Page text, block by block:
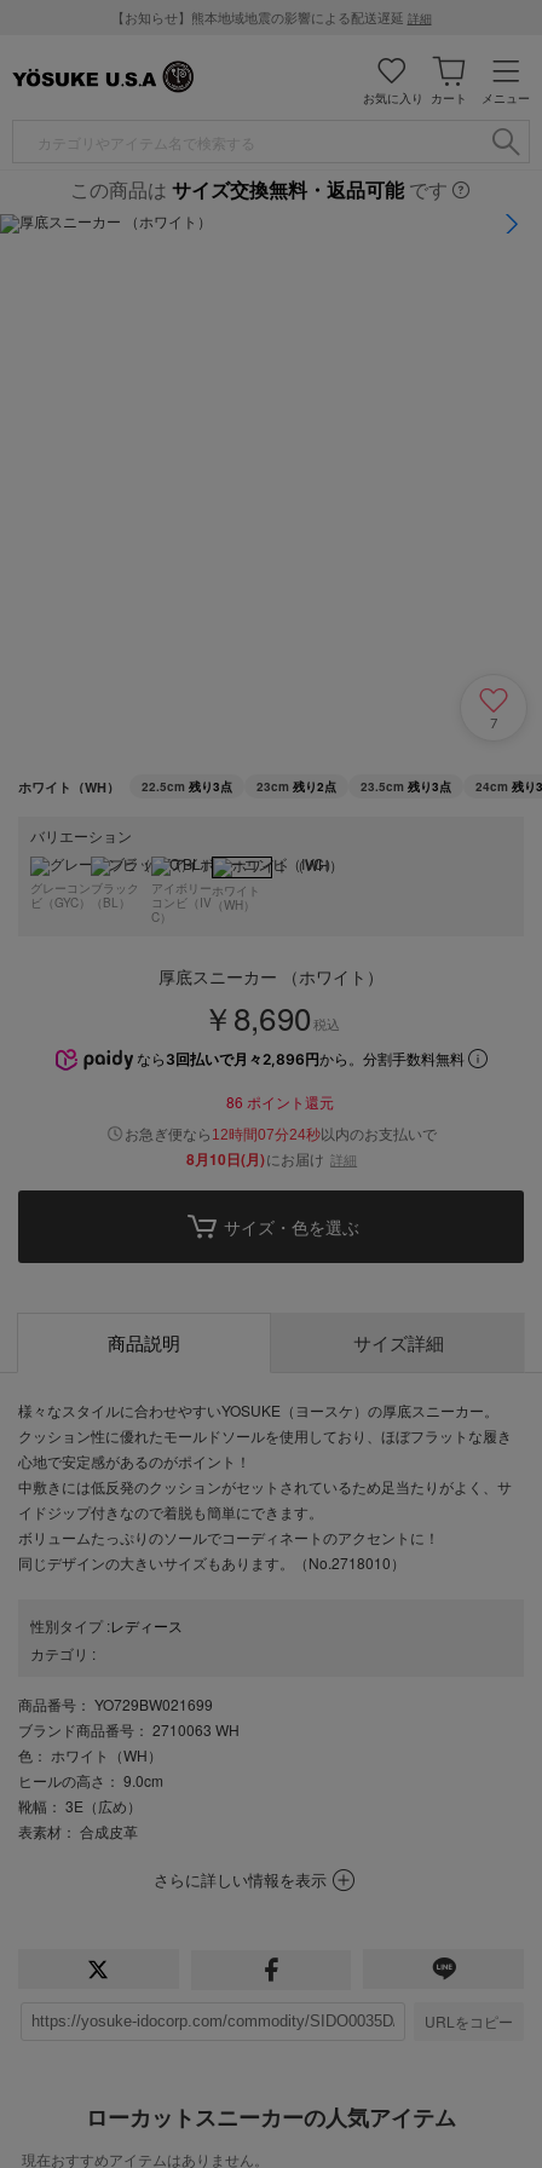
【お知らせ】熊本地域地震の影響による配送遅延 詳細
メニュー
カート
お気に入り
この商品は サイズ交換無料・返品可能です
1/7
7
ホワイト（WH） 22.5cm 残り3点 23cm 残り2点 23.5cm 残り3点 24cm 残り
バリエーション
グレーコン
ビ（GYC）
ブラック
（BL）
アイボリー
コンビ（IV
C）
ホワイト
（WH）
厚底スニーカー （ホワイト）
￥8,690 税込
なら 3回払いで月々2,896円から。分割手数料無料
86 ポイント還元
お急ぎ便なら 12時間07分23秒以内のお支払いで
8月10日(月)にお届け 詳細
サイズ・色を選ぶ
商品説明 サイズ詳細
様々なスタイルに合わせやすいYOSUKE（ヨースケ）の厚底スニーカー。
クッション性に優れたモールドソールを使用しており、ほぼフラットな履き
心地で安定感があるのがポイント！
中敷きには低反発のクッションがセットされているため足当たりがよく、サ
イドジップ付きなので着脱も簡単にできます。
ボリュームたっぷりのソールでコーディネートのアクセントに！
同じデザインの大きいサイズもあります。（No.2718010）
性別タイプ :レディース
カテゴリ :
商品番号 ： YO729BW021699
ブランド商品番号 ： 2710063 WH
色 ： ホワイト（WH）
ヒールの高さ ： 9.0cm
靴幅 ： 3E（広め）
表素材 ： 合成皮革
さらに詳しい情報を表示
URLをコピー
ローカットスニーカーの人気アイテム
現在おすすめアイテムはありません。